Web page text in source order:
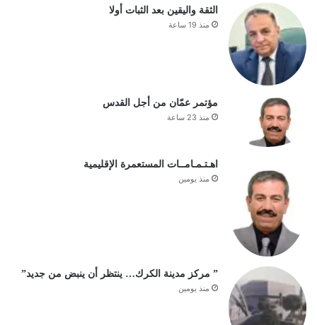
الثقة واليقين بعد الثبات أولا
منذ 19 ساعة
مؤتمر عمّان من أجل القدس
منذ 23 ساعة
اهـتـمـامــات المستعمرة الإقليمية
منذ يومين
” مركز مدينة الكرك… ينتظر أن ينبض من جديد”
منذ يومين